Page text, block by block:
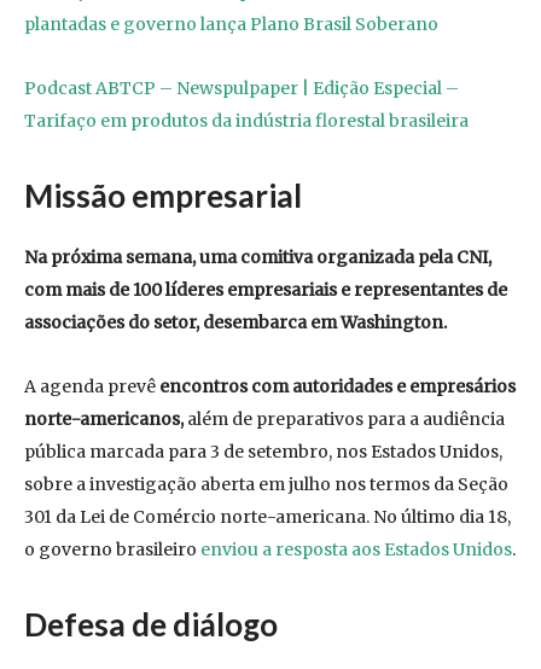
plantadas e governo lança Plano Brasil Soberano
Podcast ABTCP – Newspulpaper | Edição Especial –
Tarifaço em produtos da indústria florestal brasileira
Missão empresarial
Na próxima semana, uma comitiva organizada pela CNI,
com mais de 100 líderes empresariais e representantes de
associações do setor, desembarca em Washington.
A agenda prevê encontros com autoridades e empresários
norte-americanos,além de preparativos para a audiência
pública marcada para 3 de setembro, nos Estados Unidos,
sobre a investigação aberta em julho nos termos da Seção
301 da Lei de Comércio norte-americana. No último dia 18,
o governo brasileiro enviou a resposta aos Estados Unidos.
Defesa de diálogo